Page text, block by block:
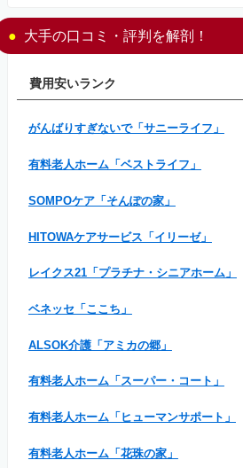
大手の口コミ・評判を解剖！
費用安いランク
がんばりすぎないで「サニーライフ」
有料老人ホーム「ベストライフ」
SOMPOケア「そんぽの家」
HITOWAケアサービス「イリーゼ」
レイクス21「プラチナ・シニアホーム」
ベネッセ「ここち」
ALSOK介護「アミカの郷」
有料老人ホーム「スーパー・コート」
有料老人ホーム「ヒューマンサポート」
有料老人ホーム「花珠の家」